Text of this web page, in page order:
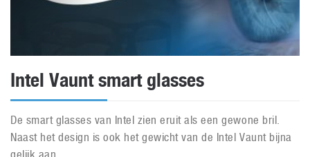
Intel Vaunt smart glasses
De smart glasses van Intel zien eruit als een gewone bril.
Naast het design is ook het gewicht van de Intel Vaunt bijna
gelijk aan...